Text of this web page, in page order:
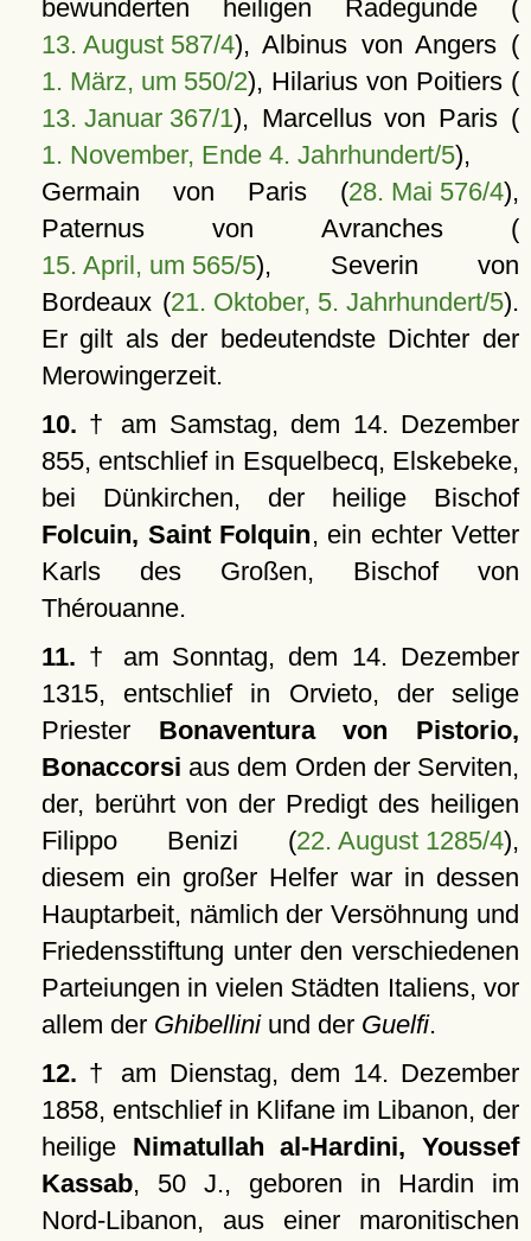
bewunderten heiligen Radegunde (
13. August 587/4), Albinus von Angers (
1. März, um 550/2), Hilarius von Poitiers (
13. Januar 367/1), Marcellus von Paris (
1. November, Ende 4. Jahrhundert/5),
Germain von Paris (28. Mai 576/4),
Paternus von Avranches (
15. April, um 565/5), Severin von
Bordeaux (21. Oktober, 5. Jahrhundert/5).
Er gilt als der bedeutendste Dichter der
Merowingerzeit.
10. † am Samstag, dem 14. Dezember
855, entschlief in Esquelbecq, Elskebeke,
bei Dünkirchen, der heilige Bischof
Folcuin, Saint Folquin, ein echter Vetter
Karls des Großen, Bischof von
Thérouanne.
11. † am Sonntag, dem 14. Dezember
1315, entschlief in Orvieto, der selige
Priester Bonaventura von Pistorio,
Bonaccorsi aus dem Orden der Serviten,
der, berührt von der Predigt des heiligen
Filippo Benizi (22. August 1285/4),
diesem ein großer Helfer war in dessen
Hauptarbeit, nämlich der Versöhnung und
Friedensstiftung unter den verschiedenen
Parteiungen in vielen Städten Italiens, vor
allem der Ghibelliniund der Guelfi.
12. † am Dienstag, dem 14. Dezember
1858, entschlief in Klifane im Libanon, der
heilige Nimatullah al-Hardini, Youssef
Kassab, 50 J., geboren in Hardin im
Nord-Libanon, aus einer maronitischen